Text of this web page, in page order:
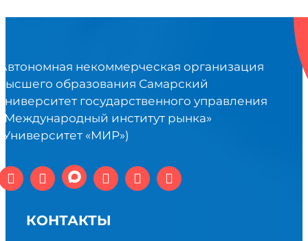
некоммерческая организация
образования Самарский
государственного управления
институт рынка»
«МИР»)
КОНТАКТЫ